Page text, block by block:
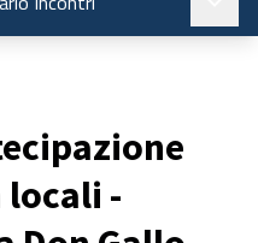
locali -